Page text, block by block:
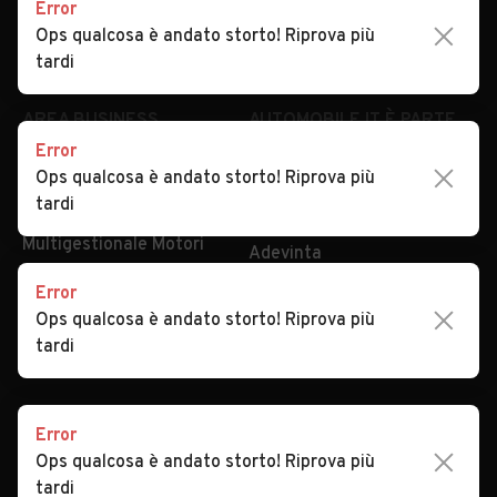
Impostazioni Privacy
Security
Valutazione auto
AREA BUSINESS
Registrazione
concessionario
Multigestionale Motori
AUTOMOBILE.IT È PARTE
subito.it
Adevinta
SEGUICI
Copyright © 2023 Marktplaats B.V. Tutti i diritti riservati.
Marktplaats B.V. - P.IVA 803.603.307.B.01
Error
Ops qualcosa è andato storto! Riprova più
tardi
Error
Ops qualcosa è andato storto! Riprova più
tardi
Error
Ops qualcosa è andato storto! Riprova più
tardi
Error
Ops qualcosa è andato storto! Riprova più
tardi